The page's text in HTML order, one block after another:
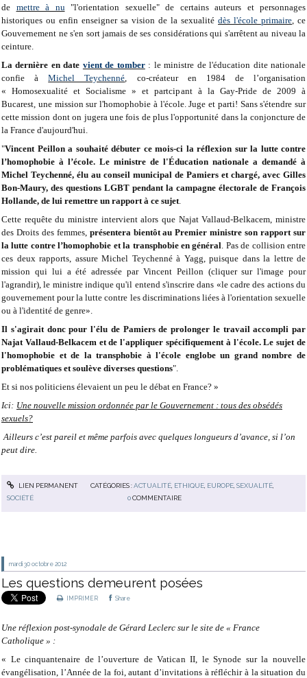
de mettre à nu "l'orientation sexuelle" de certains auteurs et personnages
historiques ou enfin enseigner sa vision de la sexualité dès l'école primaire , ce
Gouvernement ne s'en sort jamais de ses considérations qui s'arrêtent au niveau la
ceinture.
La dernière en date vient de tomber: le ministre de l'éducation dite nationale
confie àMichel Teychenné , co-créateur en 1984 de l’organisation
« Homosexualité et Socialisme » et partcipant à la Gay-Pride de 2009 à
Bucarest, une mission sur l'homophobie à l'école. Juge et parti! Sans s'étendre sur
cette mission dont on jugera une fois de plus l'opportunité dans la conjoncture de
la France d'aujourd'hui.
"Vincent Peillon a souhaité débuter ce mois-ci la réflexion sur la lutte contre
l’homophobie à l’école. Le ministre de l'Éducation nationale a demandé à
Michel Teychenné, élu au conseil municipal de Pamiers et chargé, avec Gilles
Bon-Maury, des questions LGBT pendant la campagne électorale de François
Hollande, de lui remettre un rapport à ce sujet
Cette requête du ministre intervient alors que Najat Vallaud-Belkacem, ministre
des Droits des femmes, présentera bientôt au Premier ministre son rapport sur
la lutte contre l’homophobie et la transphobie en général . Pas de collision entre
ces deux rapports, assure Michel Teychenné à Yagg, puisque dans la lettre de
mission qui lui a été adressée par Vincent Peillon (cliquer sur l'image pour
l'agrandir), le ministre indique qu'il entend s'inscrire dans «le cadre des actions du
gouvernement pour la lutte contre les discriminations liées à l'orientation sexuelle
ou à l'identité de genre».
Il s'agirait donc pour l'élu de Pamiers de prolonger le travail accompli par
Najat Vallaud-Belkacem et de l'appliquer spécifiquement à l'école. Le sujet de
l'homophobie et de la transphobie à l'école englobe un grand nombre de
problématiques et soulève diverses questions".
Et si nos politiciens élevaient un peu le débat en France? »
Ici: Une nouvelle mission ordonnée par le Gouvernement : tous des obsédés
sexuels?
Ailleurs c’est pareil et même parfois avec quelques longueurs d’avance, si l’on
peut dire.
LIEN PERMANENT CATÉGORIES :ACTUALITÉ, ETHIQUE, EUROPE, SEXUALITÉ,
SOCIÉTÉ
0 COMMENTAIRE
mardi 30 octobre 2012
Les questions demeurent posées
IMPRIMER Share
Une réflexion post-synodale de Gérard Leclerc sur le site de « France
Catholique » :
« Le cinquantenaire de l’ouverture de Vatican II, le Synode sur la nouvelle
évangélisation, l’Année de la foi, autant d’invitations à réfléchir à la situation du